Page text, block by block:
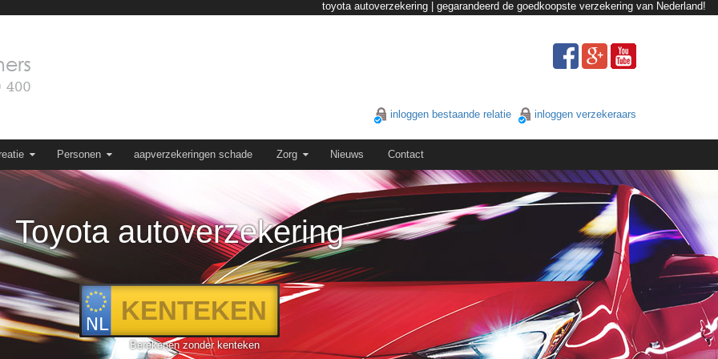
toyota autoverzekering | gegarandeerd de goedkoopste verzekering van Nederland!
inloggen bestaande relatie inloggen verzekeraars
Personen aapverzekeringen schade Zorg Nieuws Contact
Toyota autoverzekering
Berekenen zonder kenteken